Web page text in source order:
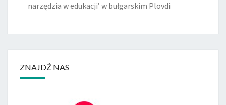
narzędzia w edukacji’ w bułgarskim Plovdi
ZNAJDŹ NAS